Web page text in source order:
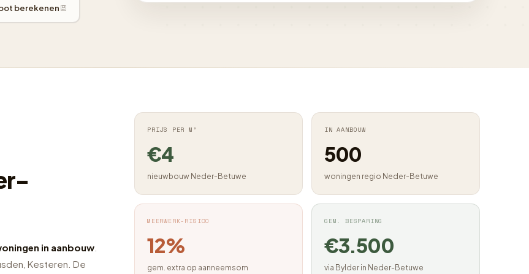
berekenen
in aanbouw
Kesteren. De
PRIJS PER M²
€4
nieuwbouw Neder-Betuwe
IN AANBOUW
500
woningen regio Neder-Betuwe
MEERWERK-RISICO
12%
gem. extra op aanneemsom
GEM. BESPARING
€3.500
via Bylder in Neder-Betuwe